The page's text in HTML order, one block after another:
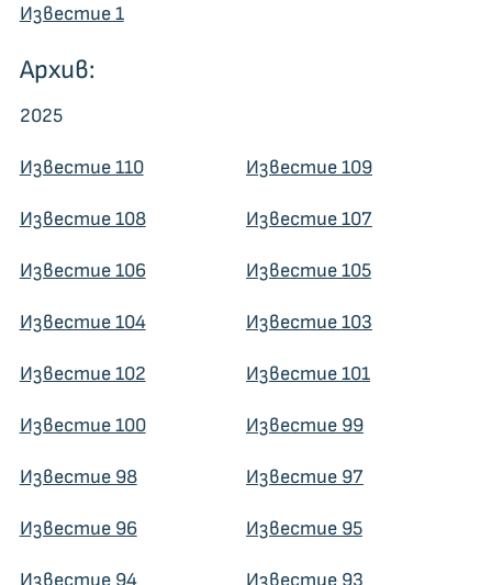
Известие 1
Архив:
2025
Известие 110 Известие 109
Известие 108 Известие 107
Известие 106 Известие 105
Известие 104 Известие 103
Известие 102 Известие 101
Известие 100 Известие 99
Известие 98 Известие 97
Известие 96 Известие 95
Известие 94 Известие 93